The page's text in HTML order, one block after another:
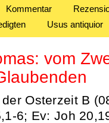
Kommentar
Usus antiquior
vom
Osterzeit B
6; Ev: Joh